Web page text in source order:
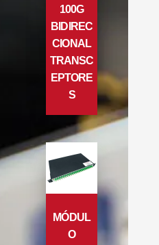
100G
BIDIREC
CIONAL
TRANSC
EPTORE
S
MÓDUL
O